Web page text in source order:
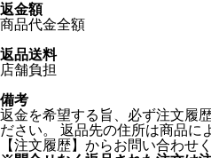
返金額
商品代金全額
返品送料
店舗負担
備考
返金を希望する旨、必ず注文履
ださい。 返品先の住所は商品に
【注文履歴】からお問い合わせ